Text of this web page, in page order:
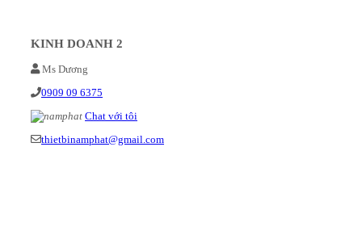
KINH DOANH 2
Ms Dương
0909 09 6375
Chat với tôi
thietbinamphat@gmail.com